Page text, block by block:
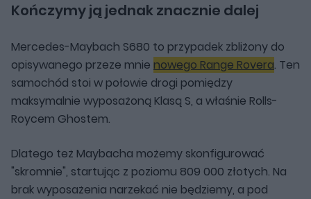
Kończymy ją jednak znacznie dalej
Mercedes-Maybach S680 to przypadek zbliżony do
opisywanego przeze mnie nowego Range Rovera. Ten
samochód stoi w połowie drogi pomiędzy
maksymalnie wyposażoną Klasą S, a właśnie Rolls-
Roycem Ghostem.
Dlatego też Maybacha możemy skonfigurować
"skromnie", startując z poziomu 809 000 złotych. Na
brak wyposażenia narzekać nie będziemy, a pod